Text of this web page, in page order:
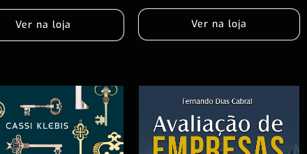
Ver na loja Ver na loja